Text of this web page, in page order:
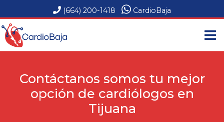
(664) 200-1418
CardioBaja
Paseo Del Rio #16220 5D Zona del Río 3ra Etapa C.P.
Contáctanos somos tu mejor
opción de cardiólogos en
Tijuana